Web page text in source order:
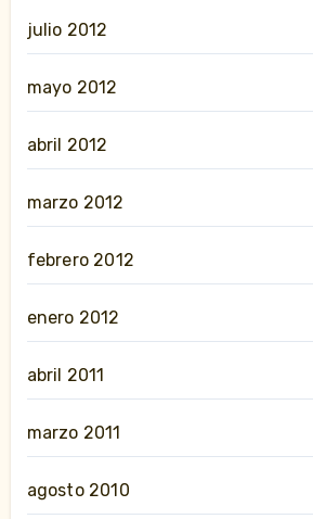
julio 2012
mayo 2012
abril 2012
marzo 2012
febrero 2012
enero 2012
abril 2011
marzo 2011
agosto 2010